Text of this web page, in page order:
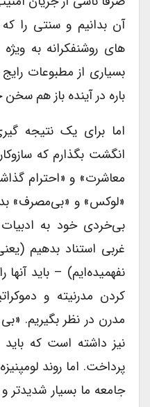
آن بدانیم و سنتی را
بسیاری از مطبوعات رایج
باره در آینده باز هم
اما برای یک نتیجه
انگشت بگذارم که
معاشرت» و «احترام
«لوکس» و «بی‌مصرف»
بی‌خردی خود به ادبیات
غربی استناد بدهیم
نفهمیده‌ایم) – باید آنها
کردن مدرنیته و
مدرن در نظر بگیریم. «بی
نیز داشته است که باید
پرداخت. اما روند
جامعه ما بسیار شدیدتر و